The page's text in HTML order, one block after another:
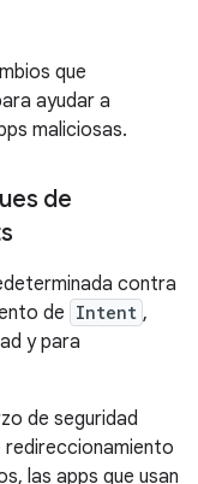
que
ayudar a
maliciosas.
de
contra
de Intent ,
y para
de seguridad
las apps que usan